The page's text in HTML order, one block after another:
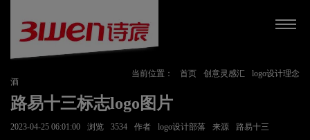
当前位置： 首页 创意灵感汇
logo设计理念
酒
路易十三标志logo图片
2023-04-25 06:01:00 浏览 3534 作者 logo设计部落 来源 路易十三